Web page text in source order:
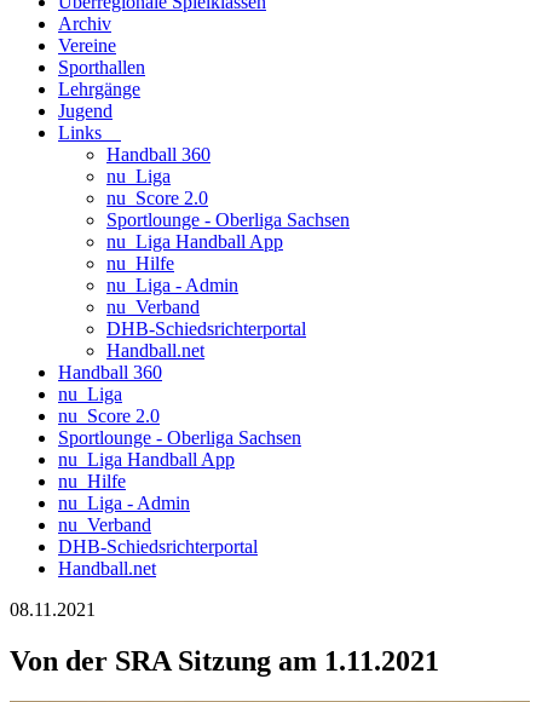
Archiv
Vereine
Sporthallen
Lehrgänge
Jugend
Links
Handball 360
nu_Liga
nu_Score 2.0
Sportlounge - Oberliga Sachsen
nu_Liga Handball App
nu_Hilfe
nu_Liga - Admin
nu_Verband
DHB-Schiedsrichterportal
Handball.net
Handball 360
nu_Liga
nu_Score 2.0
Sportlounge - Oberliga Sachsen
nu_Liga Handball App
nu_Hilfe
nu_Liga - Admin
nu_Verband
DHB-Schiedsrichterportal
Handball.net
08.11.2021
Von der SRA Sitzung am 1.11.2021